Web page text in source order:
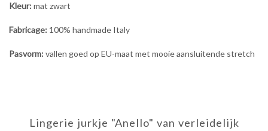
Kleur:mat zwart
Fabricage: 100% handmade Italy
Pasvorm:vallen goed op EU-maat met mooie aansluitende stretch
Lingerie jurkje "Anello" van verleidelijk